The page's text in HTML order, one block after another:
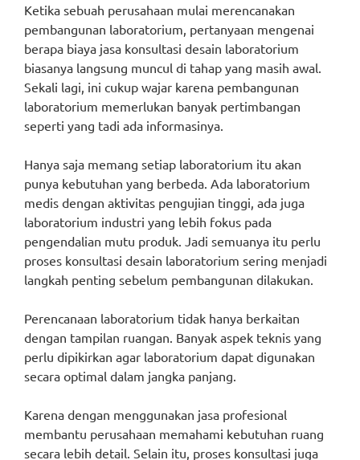
Ketika sebuah perusahaan mulai merencanakan
pembangunan laboratorium, pertanyaan mengenai
berapa biaya jasa konsultasi desain laboratorium
biasanya langsung muncul di tahap yang masih awal.
Sekali lagi, ini cukup wajar karena pembangunan
laboratorium memerlukan banyak pertimbangan
seperti yang tadi ada informasinya.
Hanya saja memang setiap laboratorium itu akan
punya kebutuhan yang berbeda. Ada laboratorium
medis dengan aktivitas pengujian tinggi, ada juga
laboratorium industri yang lebih fokus pada
pengendalian mutu produk. Jadi semuanya itu perlu
proses konsultasi desain laboratorium sering menjadi
langkah penting sebelum pembangunan dilakukan.
Perencanaan laboratorium tidak hanya berkaitan
dengan tampilan ruangan. Banyak aspek teknis yang
perlu dipikirkan agar laboratorium dapat digunakan
secara optimal dalam jangka panjang.
Karena dengan menggunakan jasa profesional
membantu perusahaan memahami kebutuhan ruang
secara lebih detail. Selain itu, proses konsultasi juga